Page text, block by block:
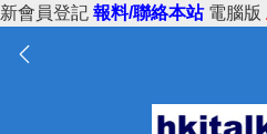
新會員登記 報料/聯絡本站 電腦版